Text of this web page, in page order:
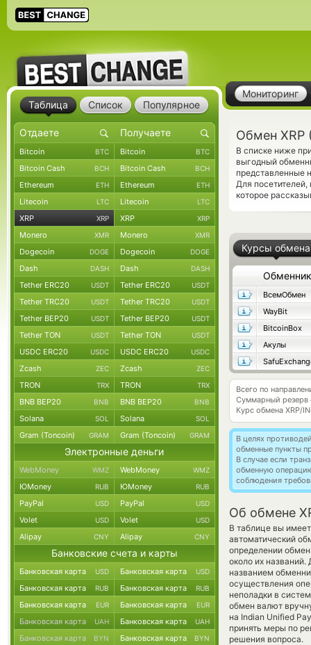
Мониторинг
Обмен XRP
В списке ниже
выгодный
представленные
Для
которое
Курсы обмена
Обменник
ВсемОбмен
WayBit
BitcoinBox
Акулы
Всего по
Суммарный резерв
Курс обмена XRP/
В целях
обменные пункты
В случае если
обменную
соблюдения
Об обмене
В таблице вы
автоматический
определении
около их названий.
названием
осуществления
неполадки в
обмен валют
на Indian Unified
принять меры по
решения вопроса.
Таблица Список Популярное
Bitcoin BTC Bitcoin BTC
Bitcoin Cash BCH Bitcoin Cash BCH
Ethereum ETH Ethereum ETH
Litecoin LTC Litecoin LTC
XRP XRP XRP XRP
Monero XMR Monero XMR
Dogecoin DOGE Dogecoin DOGE
Dash DASH Dash DASH
Tether ERC20 USDT Tether ERC20 USDT
Tether TRC20 USDT Tether TRC20 USDT
Tether BEP20 USDT Tether BEP20 USDT
Tether TON USDT Tether TON USDT
USDC ERC20 USDC USDC ERC20 USDC
Zcash ZEC Zcash ZEC
TRON TRX TRON TRX
BNB BEP20 BNB BNB BEP20 BNB
Solana SOL Solana SOL
Gram (Toncoin) GRAM Gram (Toncoin) GRAM
Электронные деньги
WebMoney WMZ WebMoney WMZ
ЮMoney RUB ЮMoney RUB
PayPal USD PayPal USD
Volet USD Volet USD
Alipay CNY Alipay CNY
Банковские счета и карты
Банковская карта USD Банковская карта USD
Банковская карта RUB Банковская карта RUB
Банковская карта EUR Банковская карта EUR
Банковская карта UAH Банковская карта UAH
Банковская карта BYN Банковская карта BYN